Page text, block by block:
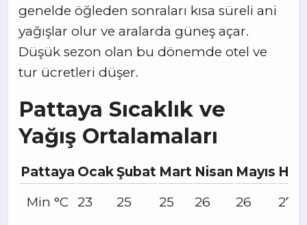
genelde öğleden sonraları kısa süreli ani
yağışlar olur ve aralarda güneş açar.
Düşük sezon olan bu dönemde otel ve
tur ücretleri düşer.
Pattaya Sıcaklık ve
Yağış Ortalamaları
Pattaya OcakŞubat Mart Nisan Mayıs
Min °C 23 25 25 26 26 27